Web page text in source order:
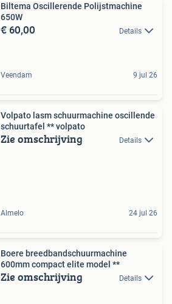
Biltema Oscillerende Polijstmachine
650W
€ 60,00 Details
Veendam 9 jul 26
Volpato lasm schuurmachine oscillende
schuurtafel ** volpato
Zie omschrijving Details
Almelo 24 jul 26
Boere breedbandschuurmachine
600mm compact elite model **
Zie omschrijving Details